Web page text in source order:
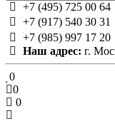
+7 (495) 725 00 64
+7 (917) 540 30 31
+7 (985) 997 17 20
Наш адрес: г.
0
0
0